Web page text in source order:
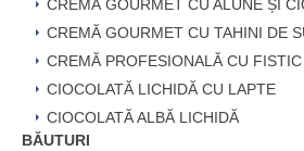
CREMĂ GOURMET CU ALUNE ȘI
CREMĂ GOURMET CU TAHINI DE
CREMĂ PROFESIONALĂ CU FISTIC
CIOCOLATĂ LICHIDĂ CU LAPTE
CIOCOLATĂ ALBĂ LICHIDĂ
BĂUTURI